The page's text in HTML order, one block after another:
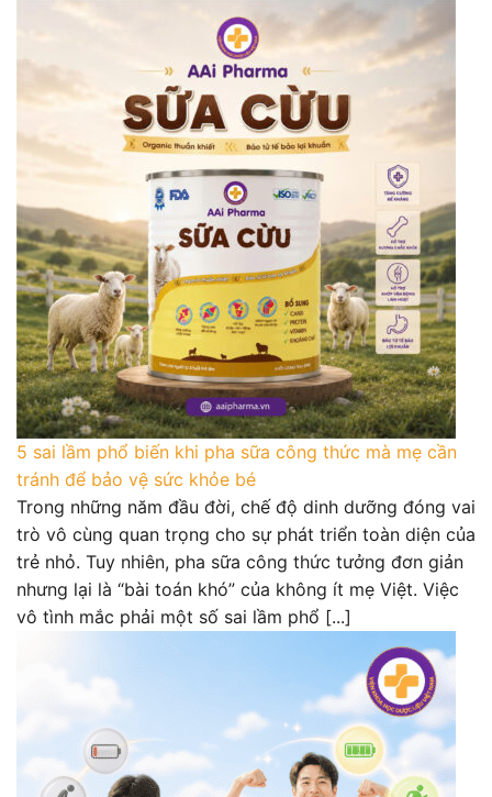
5 sai lầm phổ biến khi pha sữa công thức mà mẹ cần
tránh để bảo vệ sức khỏe bé
Trong những năm đầu đời, chế độ dinh dưỡng đóng vai
trò vô cùng quan trọng cho sự phát triển toàn diện của
trẻ nhỏ. Tuy nhiên, pha sữa công thức tưởng đơn giản
nhưng lại là “bài toán khó” của không ít mẹ Việt. Việc
vô tình mắc phải một số sai lầm phổ [...]